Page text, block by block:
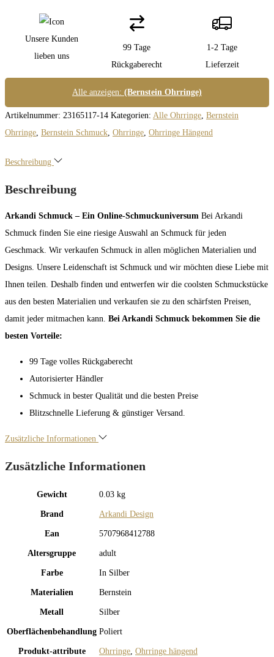
Unsere Kunden
lieben uns
99 Tage
Rückgaberecht
1-2 Tage
Lieferzeit
Alle anzeigen: (Bernstein Ohrringe)
Artikelnummer: 23165117-14 Kategorien: Alle Ohrringe Bernstein
Ohrringe Bernstein Schmuck Ohrringe Ohrringe Hängend
Beschreibung
Beschreibung
Arkandi Schmuck – Ein Online-Schmuckuniversum Bei Arkandi
Schmuck finden Sie eine riesige Auswahl an Schmuck für jeden
Geschmack. Wir verkaufen Schmuck in allen möglichen Materialien und
Designs. Unsere Leidenschaft ist Schmuck und wir möchten diese Liebe mit
Ihnen teilen. Deshalb finden und entwerfen wir die coolsten Schmuckstücke
aus den besten Materialien und verkaufen sie zu den schärfsten Preisen,
damit jeder mitmachen kann. Bei Arkandi Schmuck bekommen Sie die
besten Vorteile:
99 Tage volles Rückgaberecht
Autorisierter Händler
Schmuck in bester Qualität und die besten Preise
Blitzschnelle Lieferung & günstiger Versand.
Zusätzliche Informationen
Zusätzliche Informationen
Gewicht 0.03 kg
Brand Arkandi Design
Ean 5707968412788
Altersgruppe adult
Farbe In Silber
Materialien Bernstein
Metall Silber
Oberflächenbehandlung Poliert
Produkt-attribute Ohrringe Ohrringe hängend